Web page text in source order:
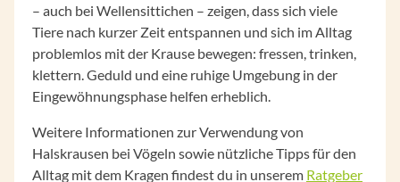
– auch bei Wellensittichen – zeigen, dass sich viele
Tiere nach kurzer Zeit entspannen und sich im Alltag
problemlos mit der Krause bewegen: fressen, trinken,
klettern. Geduld und eine ruhige Umgebung in der
Eingewöhnungsphase helfen erheblich.
Weitere Informationen zur Verwendung von
Halskrausen bei Vögeln sowie nützliche Tipps für den
Alltag mit dem Kragen findest du in unserem Ratgeber